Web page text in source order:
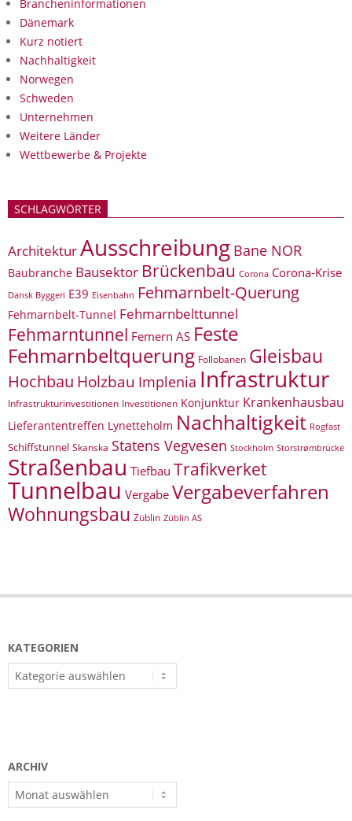
Brancheninformationen
Dänemark
Kurz notiert
Nachhaltigkeit
Norwegen
Schweden
Unternehmen
Weitere Länder
Wettbewerbe & Projekte
SCHLAGWÖRTER
ArchitekturAusschreibung Bane NOR
Baubranche Bausektor Brückenbau Corona Corona-Krise
Dansk Byggeri E39 Eisenbahn Fehmarnbelt-Querung
Fehmarnbelt-Tunnel Fehmarnbelttunnel
Fehmarntunnel Femern AS Feste
Fehmarnbeltquerung Follobanen Gleisbau
Hochbau Holzbau Implenia Infrastruktur
Infrastrukturinvestitionen Investitionen Konjunktur Krankenhausbau
Lieferantentreffen Lynetteholm Nachhaltigkeit Rogfast
Schiffstunnel Skanska Statens Vegvesen Stockholm Storstrømbrücke
Straßenbau Tiefbau Trafikverket
Tunnelbau Vergabe Vergabeverfahren
Wohnungsbau Züblin Züblin AS
KATEGORIEN
Kategorien
ARCHIV
Archiv